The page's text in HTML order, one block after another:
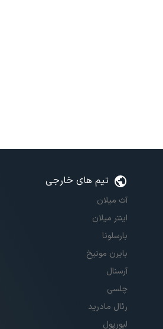
تیم های خارجی
آث میلان
اینتر میلان
بارسلونا
بایرن مونیخ
آرسنال
چلسی
رئال مادرید
لیورپول